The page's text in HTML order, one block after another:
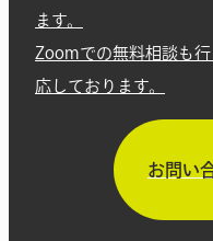
ます。
Zoomでの無料相談も
応しております。
お問い